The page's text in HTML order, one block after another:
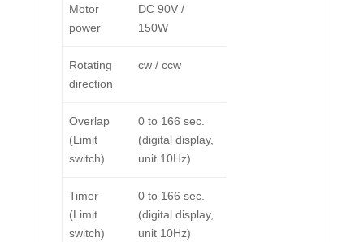
Motor
power
DC 90V /
150W
Rotating
direction
cw / ccw
Overlap
(Limit
switch)
0 to 166 sec.
(digital display,
unit 10Hz)
Timer
(Limit
switch)
0 to 166 sec.
(digital display,
unit 10Hz)